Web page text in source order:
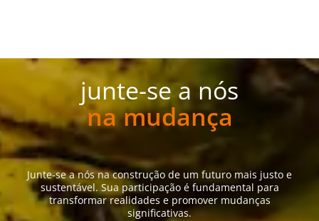
junte-se a nós
na mudança
Junte-se a nós na construção de um futuro mais justo e
sustentável. Sua participação é fundamental para
transformar realidades e promover mudanças
significativas.